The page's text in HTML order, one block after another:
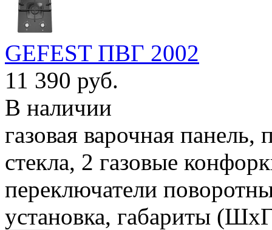
GEFEST ПВГ 2002
11 390 руб.
В наличии
газовая варочная панель,
стекла, 2 газовые
переключатели
установка, габариты